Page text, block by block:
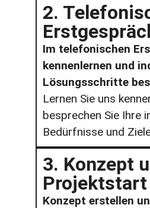
2.
Im telefonischen
kennenlernen und
Lösungsschritte
Lernen Sie uns
besprechen Sie Ihre
Bedürfnisse und
3. Konzept
Projektstart
Konzept erstellen